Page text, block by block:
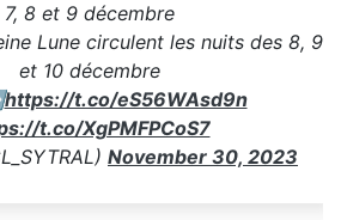
7, 8 et 9 décembre
Lune circulent les nuits des 8, 9
et 10 décembre
https://t.co/eS56WAsd9n
t.co/XgPMFPCoS7
November 30, 2023